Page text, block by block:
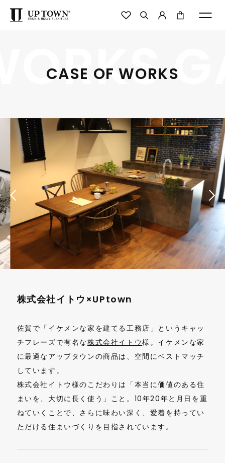
CASE OF WORKS
株式会社イトウ×UPtown
佐賀で「イケメンな家を建てる工務店」というキャッ
チフレーズで有名な株式会社イトウ様。イケメンな家
に最適なアップタウンの商品は、空間にベストマッチ
しています。
株式会社イトウ様のこだわりは「本当に価値のある住
まいを、大切に長く使う」こと。10年20年と月日を重
ねていくことで、さらに味わい深く、愛着を持ってい
ただける住まいづくりを目指されています。